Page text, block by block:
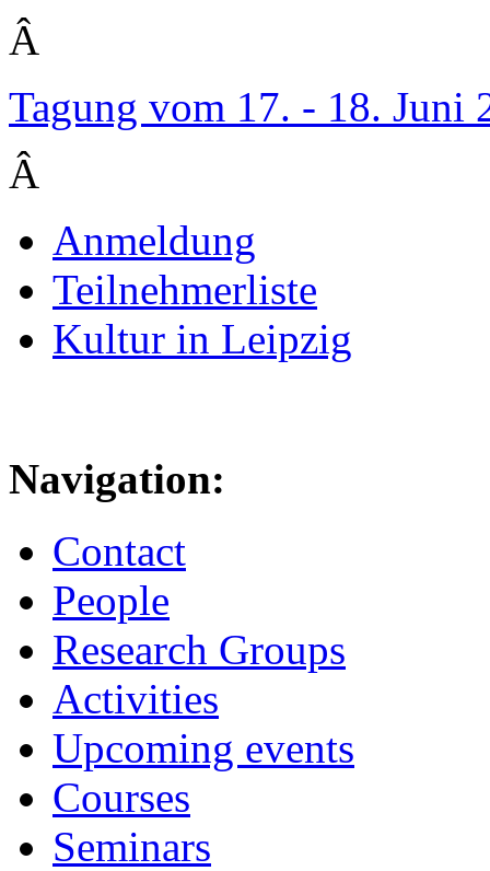
Â
Tagung vom 17. - 18. Juni
Â
Anmeldung
Teilnehmerliste
Kultur in Leipzig
Navigation:
Contact
People
Research Groups
Activities
Upcoming events
Courses
Seminars